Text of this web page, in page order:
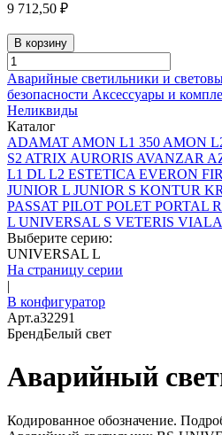
9 712,50 ₽
В корзину
Аварийные светильники и
безопасности Аксессуары и
Неликвиды
Каталог
ADAMAT AMON L1 350 AMON
S2 ATRIX AURORIS AVANZAR
L1 DL L2 ESTETICA EVERON
JUNIOR L JUNIOR S KONTUR
PASSAT PILOT POLET PORTAL
L UNIVERSAL S VETERIS
Выберите серию:
UNIVERSAL L
На страницу серии
|
В конфигуратор
Арт.a32291
БрендБелый свет
Аварийный
Кодированное обозначение.